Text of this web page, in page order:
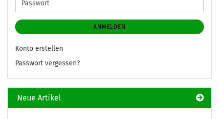
Passwort
ANMELDEN
Konto erstellen
Passwort vergessen?
Neue Artikel